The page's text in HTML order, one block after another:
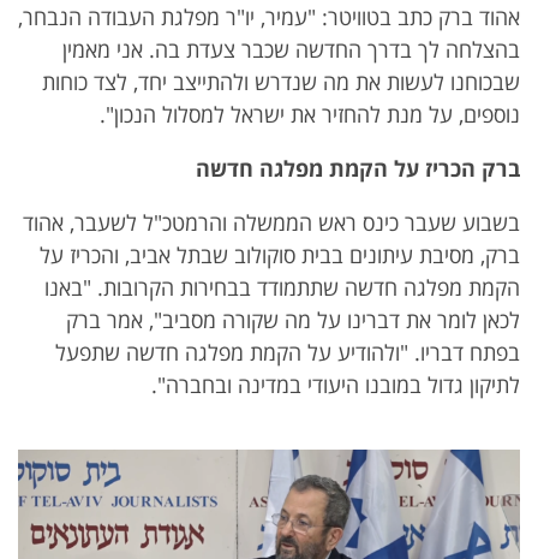
אהוד ברק כתב בטוויטר: "עמיר, יו"ר מפלגת העבודה הנבחר,
בהצלחה לך בדרך החדשה שכבר צעדת בה. אני מאמין
שבכוחנו לעשות את מה שנדרש ולהתייצב יחד, לצד כוחות
נוספים, על מנת להחזיר את ישראל למסלול הנכון".
ברק הכריז על הקמת מפלגה חדשה
בשבוע שעבר כינס ראש הממשלה והרמטכ"ל לשעבר, אהוד
ברק, מסיבת עיתונים בבית סוקולוב שבתל אביב, והכריז על
הקמת מפלגה חדשה שתתמודד בבחירות הקרובות. "באנו
לכאן לומר את דברינו על מה שקורה מסביב", אמר ברק
בפתח דבריו. "ולהודיע על הקמת מפלגה חדשה שתפעל
לתיקון גדול במובנו היעודי במדינה ובחברה".